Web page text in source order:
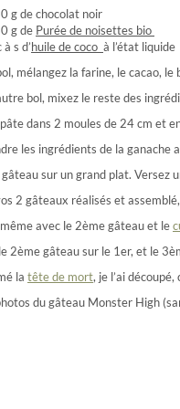
g de chocolat noir
g de Purée de noisettes bio
à s d’huile de coco à l’état liquide
mélangez la farine, le cacao,
bol, mixez le reste des
dans 2 moules de 24 cm et
les ingrédients de la ganache
gâteau sur un grand plat. Versez
2 gâteaux réalisés et
avec le 2ème gâteau et le
2ème gâteau sur le 1er, et le
la tête de mort, je l’ai
du gâteau Monster High